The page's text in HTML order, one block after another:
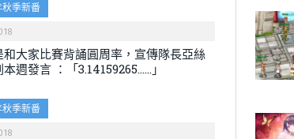
季新番
和大家比賽背誦圓周率，宣傳隊長亞絲
週發言 ：「3.14159265……」
季新番